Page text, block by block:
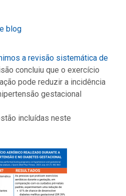
blog
a revisão sistemática de
concluiu que o exercício
pode reduzir a incidência
gestacional
incluídas neste